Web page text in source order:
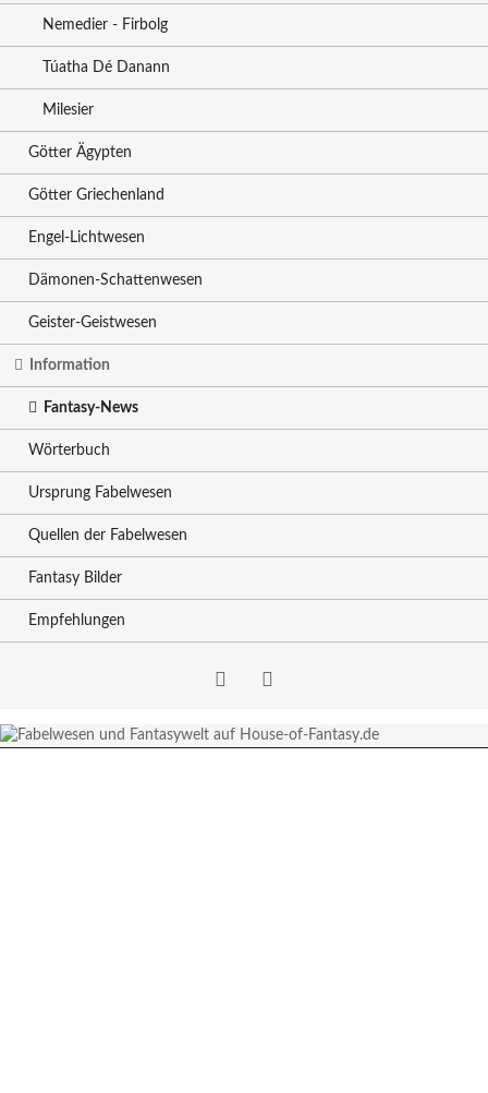
Nemedier - Firbolg
Túatha Dé Danann
Milesier
Götter Ägypten
Götter Griechenland
Engel-Lichtwesen
Dämonen-Schattenwesen
Geister-Geistwesen
Information
Fantasy-News
Wörterbuch
Ursprung Fabelwesen
Quellen der Fabelwesen
Fantasy Bilder
Empfehlungen